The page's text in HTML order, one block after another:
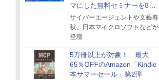
マにした無料セミナーを8月
27日にオンライン開催
サイバーエージェントや文藝春
秋、日本マイクロソフトなどが
登壇
5万冊以上が対象！ 最大
65％OFFのAmazon「Kindle
本サマーセール」第2弾